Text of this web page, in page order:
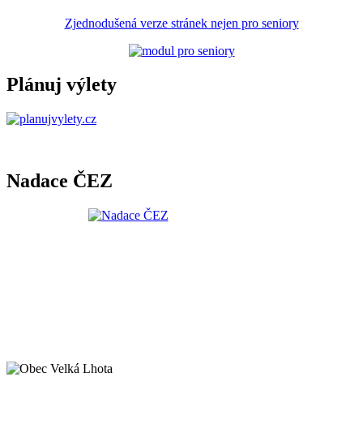
Zjednodušená verze stránek nejen pro seniory
Plánuj výlety
Nadace ČEZ